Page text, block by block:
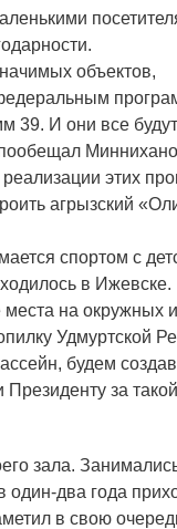
объектов,
39. И они все будут
этих
агрызский
спортом с
в Ижевске.
на окружных и
Удмуртской
будем
за
зала.
один-два года
в свою